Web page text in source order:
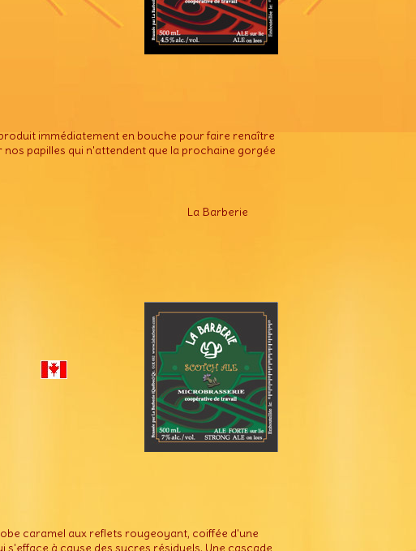
immédiatement en bouche pour faire renaître
papilles qui n'attendent que la prochaine gorgée
La Barberie
caramel aux reflets rougeoyant, coiffée d'une
à cause des sucres résiduels. Une cascade